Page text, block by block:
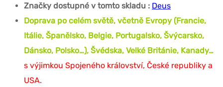
Značky dostupné v tomto skladu : Deus
Doprava po celém světě, včetně Evropy (Francie,
Itálie, Španělsko, Belgie, Portugalsko, Švýcarsko,
Dánsko, Polsko…), Švédska, Velké Británie, Kanady…
s výjimkou Spojeného království, České republiky a
USA.